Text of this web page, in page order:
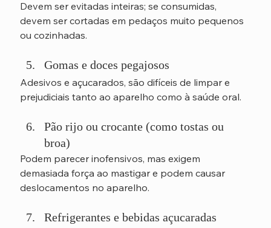
Devem ser evitadas inteiras; se consumidas,
devem ser cortadas em pedaços muito pequenos
ou cozinhadas.
Gomas e doces pegajosos
Adesivos e açucarados, são difíceis de limpar e
prejudiciais tanto ao aparelho como à saúde oral.
Pão rijo ou crocante (como tostas ou
broa)
Podem parecer inofensivos, mas exigem
demasiada força ao mastigar e podem causar
deslocamentos no aparelho.
Refrigerantes e bebidas açucaradas